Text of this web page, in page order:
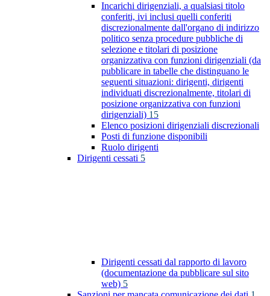
Incarichi dirigenziali, a qualsiasi titolo
conferiti, ivi inclusi quelli conferiti
discrezionalmente dall'organo di indirizzo
politico senza procedure pubbliche di
selezione e titolari di posizione
organizzativa con funzioni dirigenziali (da
pubblicare in tabelle che distinguano le
seguenti situazioni: dirigenti, dirigenti
individuati discrezionalmente, titolari di
posizione organizzativa con funzioni
dirigenziali) 15
Elenco posizioni dirigenziali discrezionali
Posti di funzione disponibili
Ruolo dirigenti
Dirigenti cessati 5
Dirigenti cessati dal rapporto di lavoro
(documentazione da pubblicare sul sito
web) 5